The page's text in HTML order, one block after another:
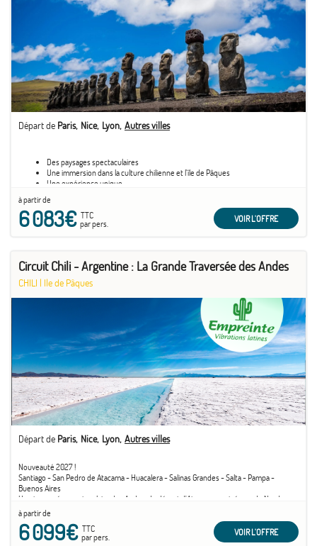
Départ de Paris Nice Lyon Autres villes
Des paysages spectaculaires
Une immersion dans la culture chilienne et l'île de Pâques
Une expérience unique
à partir de
6 083€TTC
par pers.
VOIR L'OFFRE
Circuit Chili - Argentine : La Grande Traversée des Andes
CHILI | Ile de Pâques
Départ de Paris Nice Lyon Autres villes
Nouveauté 2027 !
Santiago - San Pedro de Atacama - Huacalera - Salinas Grandes - Salta - Pampa -
Buenos Aires
Une traversée spectaculaire des Andes, du désert d'Atacama aux trésors du Nord-
Ouest argentin jusqu'à l'effervescence de Buenos Aires.
à partir de
6 099€TTC
par pers.
VOIR L'OFFRE